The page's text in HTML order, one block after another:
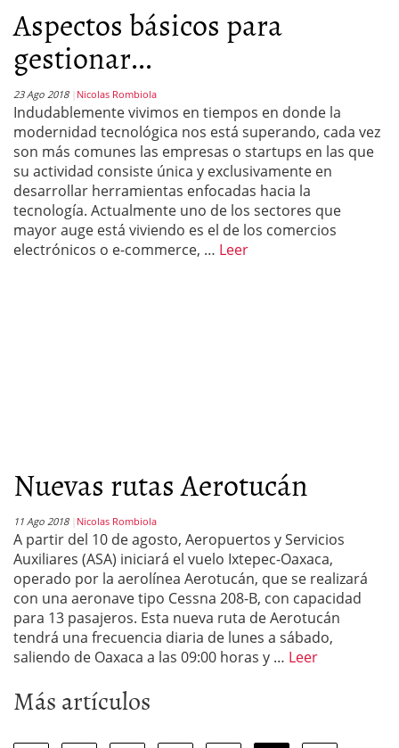
Aspectos básicos para
gestionar...
23 Ago 2018 Nicolas Rombiola
Indudablemente vivimos en tiempos en donde la
modernidad tecnológica nos está superando, cada vez
son más comunes las empresas o startups en las que
su actividad consiste única y exclusivamente en
desarrollar herramientas enfocadas hacia la
tecnología. Actualmente uno de los sectores que
mayor auge está viviendo es el de los comercios
electrónicos o e-commerce, … Leer
Nuevas rutas Aerotucán
11 Ago 2018 Nicolas Rombiola
A partir del 10 de agosto, Aeropuertos y Servicios
Auxiliares (ASA) iniciará el vuelo Ixtepec-Oaxaca,
operado por la aerolínea Aerotucán, que se realizará
con una aeronave tipo Cessna 208-B, con capacidad
para 13 pasajeros. Esta nueva ruta de Aerotucán
tendrá una frecuencia diaria de lunes a sábado,
saliendo de Oaxaca a las 09:00 horas y … Leer
Más artículos